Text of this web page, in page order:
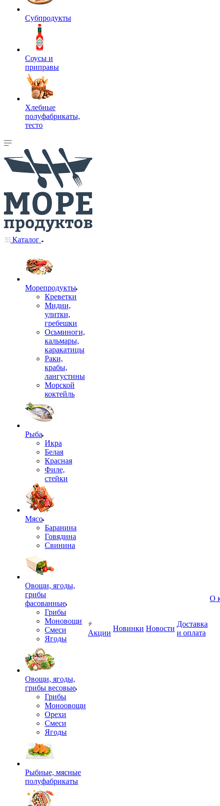
Субпродукты
Соусы и
приправы
Хлебные
полуфабрикаты,
тесто
Каталог
Морепродукты
Креветки
Мидии,
улитки,
гребешки
Осьминоги,
кальмары,
каракатицы
Раки,
крабы,
лангустины
Морской
коктейль
Рыба
Икра
Белая
Красная
Филе,
стейки
Мясо
Баранина
Говядина
Свинина
Овощи, ягоды,
грибы
фасованные
Грибы
Моновощи
Смеси
Ягоды
Овощи, ягоды,
грибы весовые
Грибы
Моноовощи
Орехи
Смеси
Ягоды
Рыбные, мясные
полуфабрикаты
Акции
Новинки Новости
Доставка
и оплата
О